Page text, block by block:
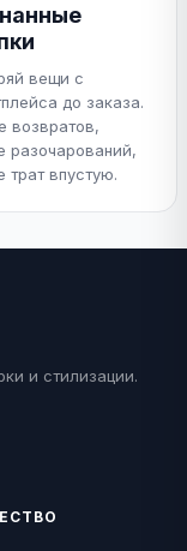
вещи с
до заказа.
возвратов,
разочарований,
трат впустую.
и стилизации.